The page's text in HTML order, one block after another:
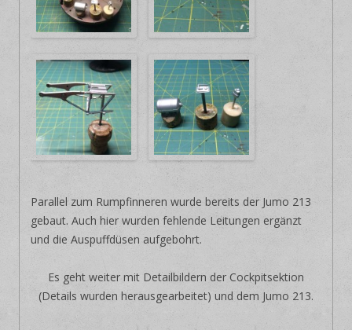
Parallel zum Rumpfinneren wurde bereits der Jumo 213
gebaut. Auch hier wurden fehlende Leitungen ergänzt
und die Auspuffdüsen aufgebohrt.
Es geht weiter mit Detailbildern der Cockpitsektion
(Details wurden herausgearbeitet) und dem Jumo 213.